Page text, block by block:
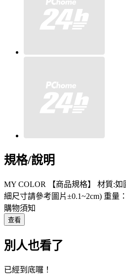
規格/說明
MY COLOR 【商品規格】 材質:
細尺寸請參考圖片±0.1~2cm) 重量
購物須知
查看
別人也看了
已經到底囉！